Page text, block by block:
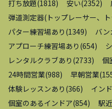
打ち放題(1818) 安い(2352)
弾道測定器(トップレーサー、
パター練習場あり (1349) バン
アプローチ練習場あり (654)
レンタルクラブあり (2733) 個
24時間営業(988) 早朝営業(
体験レッスンあり (366) イン
個室のあるインドア(854) 駅